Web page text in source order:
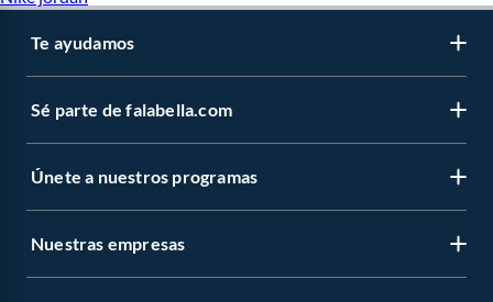
Te ayudamos
Sé parte de falabella.com
Únete a nuestros programas
Nuestras empresas